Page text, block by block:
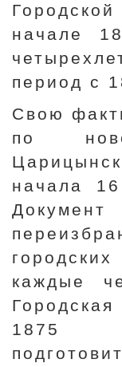
начале
период с
Свою
по
начала
каждые